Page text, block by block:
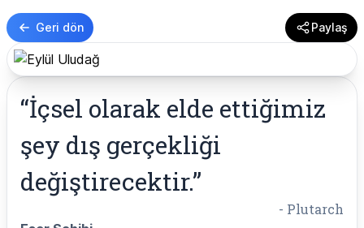
Geri dön Paylaş
“İçsel olarak elde ettiğimiz
şey dış gerçekliği
değiştirecektir.”
- Plutarch